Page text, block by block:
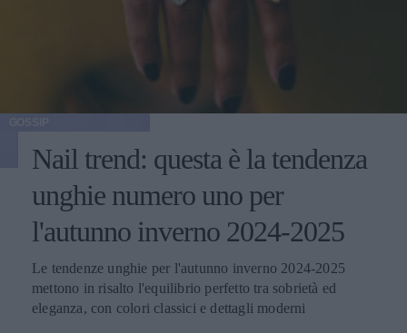
Nail trend: questa è la tendenza
unghie numero uno per
l'autunno inverno 2024-2025
Le tendenze unghie per l'autunno inverno 2024-2025
mettono in risalto l'equilibrio perfetto tra sobrietà ed
eleganza, con colori classici e dettagli moderni